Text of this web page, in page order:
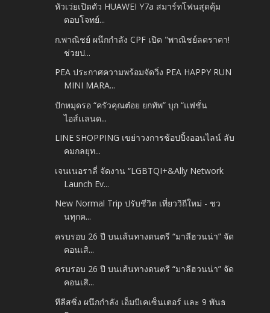
หัวเว่ยเปิดตัว HUAWEI Y7a สมาร์ทโฟนสุดคุ้ม
ตอบโจทย์...
ก.พาณิชย์ ผนึกกำลัง CPF เปิด "พาณิชย์ลดราคา!
ช่วยป...
PEA ประกาศความพร้อมจัดวิ่ง PEA HAPPY RUN
MINI MARA...
ปักหมุดรอ “ครัวคุณต๋อย ยกทัพ” บุก “แฟชั่น
ไอส์เเลนด...
LINE SHOPPING เขย่าวงการช้อปปิ้งออนไลน์ ลับ
คมกลยุท...
เจนเนอราลี่ จัดงาน “LGBTQI+&Ally Network
Launch Ev...
New Normal Trip ปรับชีวิต เที่ยววิถีใหม่ - ชว
นทุกค...
ครบรอบ 26 ปี บนเส้นทางดนตรี “มาลีฮวนน่า” จัด
คอนเสิ...
ครบรอบ 26 ปี บนเส้นทางดนตรี “มาลีฮวนน่า” จัด
คอนเสิ...
ทีลีสซิ่ง ผนึกกำลัง เอ็มบีเคเซ็นเตอร์ และ 9 พันธ